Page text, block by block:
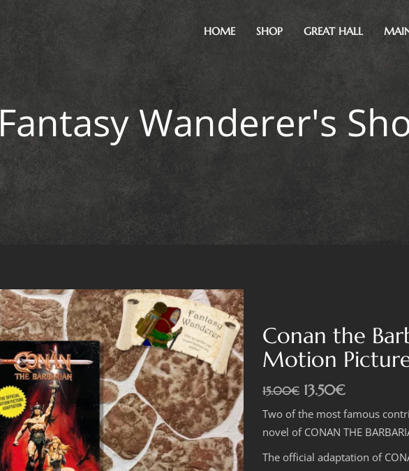
HOME SHOP GREAT HALL
Fantasy Wanderer's
Conan the
Motion
15.00€ Original
was:
15.00€.
13.50€Η
τιμή
είναι:
Two of the most famous
novel of CONAN THE
The official adaptation of